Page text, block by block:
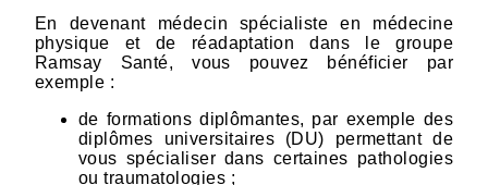
En devenant médecin spécialiste en médecine
physique et de réadaptation dans le groupe
Ramsay Santé, vous pouvez bénéficier par
exemple :
de formations diplômantes, par exemple des
diplômes universitaires (DU) permettant de
vous spécialiser dans certaines pathologies
ou traumatologies ;